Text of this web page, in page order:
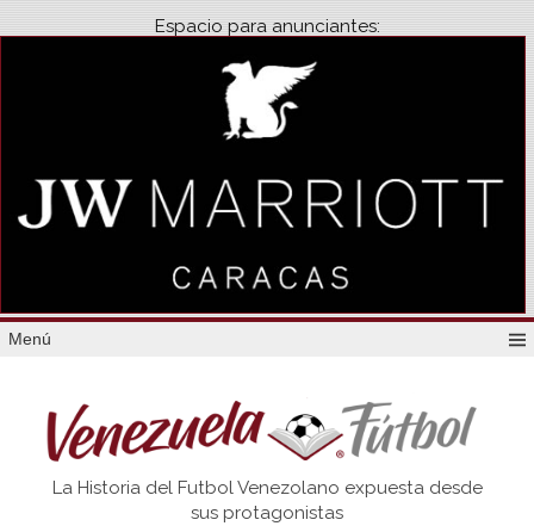
Espacio para anunciantes:
Menú
Venezuela
La Historia del Futbol Venezolano expuesta desde
sus protagonistas